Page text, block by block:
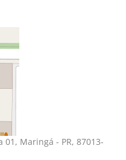
01, Maringá - PR, 87013-